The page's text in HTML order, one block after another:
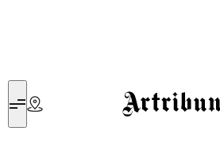
Artribune